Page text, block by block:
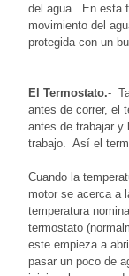
del agua. En esta
movimiento del
protegida con un
El Termostato.-
antes de correr, el
antes de trabajar y
trabajo. Así el
Cuando la
motor se acerca a
temperatura
termostato
este empieza a
pasar un poco de